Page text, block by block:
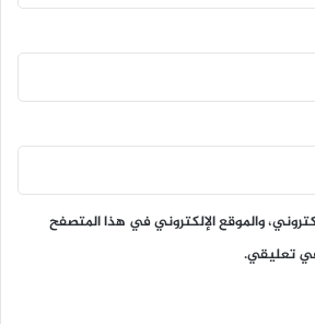
والموقع الإلكتروني في هذا المتصفح
في تعليقي.